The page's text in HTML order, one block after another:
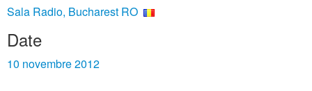
Sala Radio, Bucharest RO
Date
10 novembre 2012